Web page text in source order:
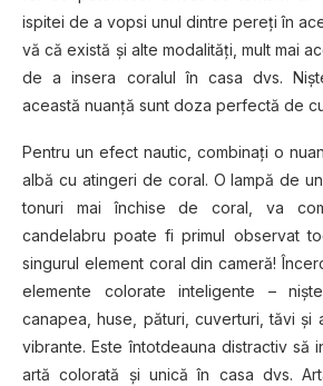
ispitei de a vopsi unul dintre pereţi în
vă că există şi alte modalităţi, mult mai
de a insera coralul în casa dvs.
această nuanţă sunt doza perfectă de
Pentru un efect nautic, combinaţi o
albă cu atingeri de coral. O lampă de
tonuri mai închise de coral, va
candelabru poate fi primul observat
singurul element coral din cameră!
elemente colorate inteligente –
canapea, huse, pături, cuverturi, tăvi şi
vibrante. Este întotdeauna distractiv să
artă colorată şi unică în casa dvs.